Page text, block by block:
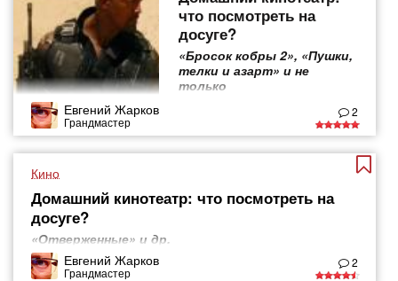
что посмотреть на
досуге?
«Бросок кобры 2», «Пушки,
телки и азарт» и не
только
Евгений Жарков
Грандмастер
2
Кино
Домашний кинотеатр: что посмотреть на
досуге?
«Отверженные» и др.
Евгений Жарков
Грандмастер
2